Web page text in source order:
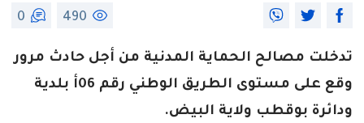
490
0
تدخلت مصالح الحماية المدنية من أجل حادث مرور
وقع على مستوى الطريق الوطني رقم 06أ بلدية
ودائرة بوقطب ولاية البيض.